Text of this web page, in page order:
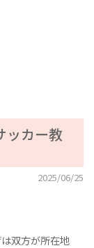
ッカー教
2025/06/25
双方が所在地